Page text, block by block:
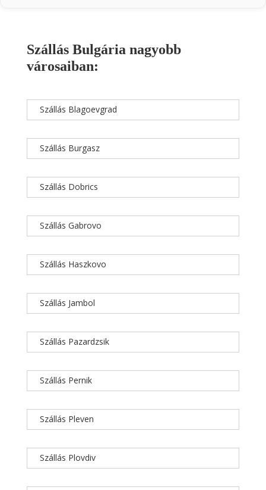
Szállás Bulgária nagyobb
városaiban:
Szállás Blagoevgrad
Szállás Burgasz
Szállás Dobrics
Szállás Gabrovo
Szállás Haszkovo
Szállás Jambol
Szállás Pazardzsik
Szállás Pernik
Szállás Pleven
Szállás Plovdiv